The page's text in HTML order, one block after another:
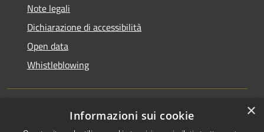
Note legali
Dichiarazione di accessibilità
Open data
Whistleblowing
×
Informazioni sui cookie